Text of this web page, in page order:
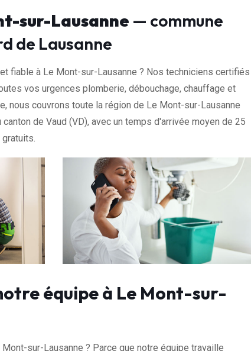
sur-Lausanne — commune
de Lausanne
fiable à Le Mont-sur-Lausanne ? Nos techniciens certifiés
vos urgences plomberie, débouchage, chauffage et
nous couvrons toute la région de Le Mont-sur-Lausanne
de Vaud (VD), avec un temps d'arrivée moyen de 25
équipe à Le Mont-sur-
sur-Lausanne ? Parce que notre équipe travaille